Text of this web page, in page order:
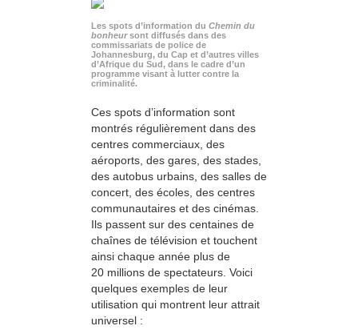
Les spots d’information du Chemin du
bonheursont diffusés dans des
commissariats de police de
Johannesburg, du Cap et d’autres villes
d’Afrique du Sud, dans le cadre d’un
programme visant à lutter contre la
criminalité.
Ces spots d’information sont
montrés régulièrement dans des
centres commerciaux, des
aéroports, des gares, des stades,
des autobus urbains, des salles de
concert, des écoles, des centres
communautaires et des cinémas.
Ils passent sur des centaines de
chaînes de télévision et touchent
ainsi chaque année plus de
20 millions de spectateurs. Voici
quelques exemples de leur
utilisation qui montrent leur attrait
universel :